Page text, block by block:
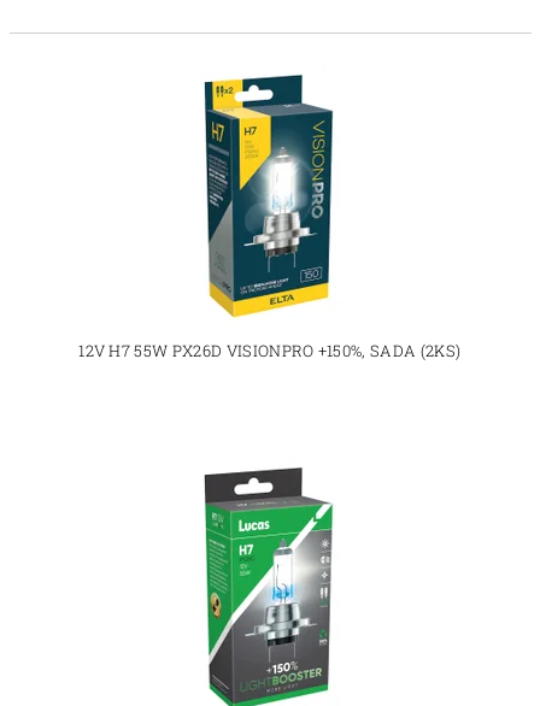
12V H7 55W PX26D VISIONPRO +150%, SADA (2KS)